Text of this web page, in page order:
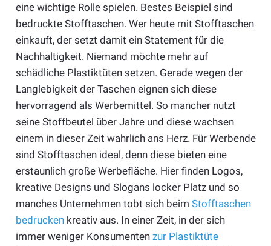
eine wichtige Rolle spielen. Bestes Beispiel sind
bedruckte Stofftaschen. Wer heute mit Stofftaschen
einkauft, der setzt damit ein Statement für die
Nachhaltigkeit. Niemand möchte mehr auf
schädliche Plastiktüten setzen. Gerade wegen der
Langlebigkeit der Taschen eignen sich diese
hervorragend als Werbemittel. So mancher nutzt
seine Stoffbeutel über Jahre und diese wachsen
einem in dieser Zeit wahrlich ans Herz. Für Werbende
sind Stofftaschen ideal, denn diese bieten eine
erstaunlich große Werbefläche. Hier finden Logos,
kreative Designs und Slogans locker Platz und so
manches Unternehmen tobt sich beim Stofftaschen
bedruckenkreativ aus. In einer Zeit, in der sich
immer weniger Konsumenten zur Plastiktüte